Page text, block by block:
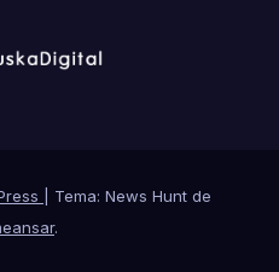
Tema: News Hunt de
.